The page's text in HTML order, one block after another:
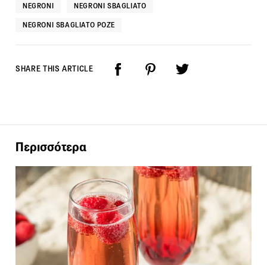
NEGRONI NEGRONI SBAGLIATO
NEGRONI SBAGLIATO ΡΟΖΈ
SHARE THIS ARTICLE
Περισσότερα